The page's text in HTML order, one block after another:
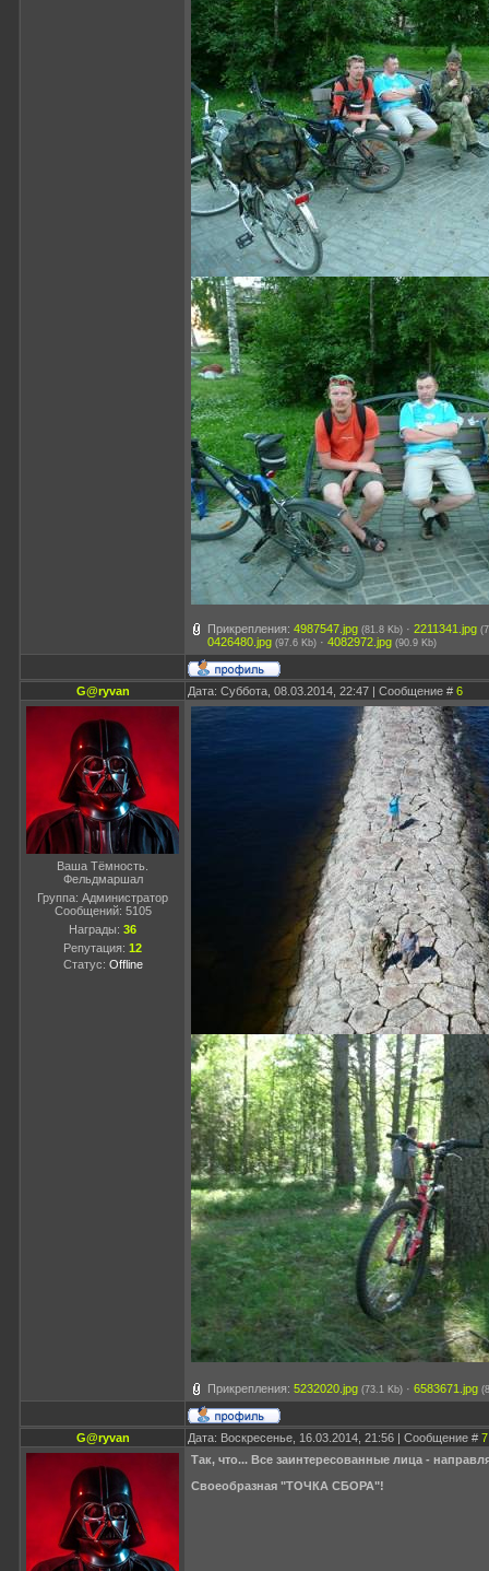
Прикрепления: 4987547.jpg (81.8 Kb) · 2211341.jpg
0426480.jpg (97.6 Kb) · 4082972.jpg (90.9 Kb)
G@ryvan Дата: Суббота, 08.03.2014, 22:47 | Сообщение # 6
Ваша Тёмность.
Фельдмаршал
Группа: Администратор
Сообщений: 5105
Награды: 36
Репутация: 12
Статус: Offline
Прикрепления: 5232020.jpg (73.1 Kb) · 6583671.jpg
G@ryvan Дата: Воскресенье, 16.03.2014, 21:56 | Сообщение # 7
Так, что... Все заинтересованные лица -
Своеобразная "ТОЧКА СБОРА"!